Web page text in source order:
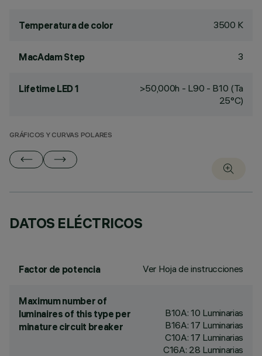
Temperatura de color 3500 K
MacAdam Step 3
Lifetime LED 1
>50,000h - L90 - B10 (Ta
25°C)
GRÁFICOS Y CURVAS POLARES
DATOS ELÉCTRICOS
Factor de potencia Ver Hoja de instrucciones
Maximum number of
luminaires of this type per
minature circuit breaker
B10A: 10 Luminarias
B16A: 17 Luminarias
C10A: 17 Luminarias
C16A: 28 Luminarias